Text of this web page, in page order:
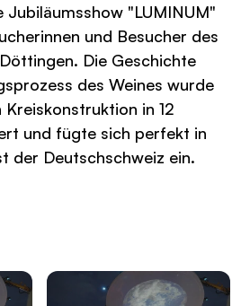
Jubiläumsshow "LUMINUM"
und Besucher des
Die Geschichte
des Weines wurde
in 12
und fügte sich perfekt in
der Deutschschweiz ein.